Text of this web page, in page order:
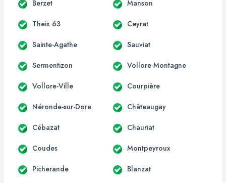
Berzet Manson
Theix 63 Ceyrat
Sainte-Agathe Sauviat
Sermentizon Vollore-Montagne
Vollore-Ville Courpière
Néronde-sur-Dore Châteaugay
Cébazat Chauriat
Coudes Montpeyroux
Picherande Blanzat